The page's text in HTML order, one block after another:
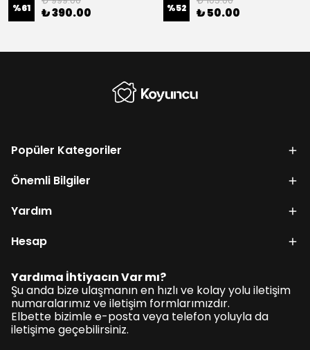
%61 ₺ 390.00 %52 ₺ 50.00
Popüler Kategoriler
Önemli Bilgiler
Yardım
Hesap
Yardıma İhtiyacın Var mı?
Şu anda bize ulaşmanın en hızlı ve kolay yolu iletişim
numaralarımız ve iletişim formlarımızdır.
Elbette bizimle e-posta veya telefon yoluyla da
iletişime geçebilirsiniz.